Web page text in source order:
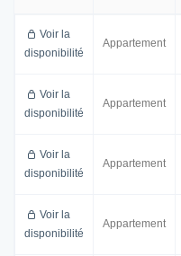
Voir la
disponibilité
Appartement
Voir la
disponibilité
Appartement
Voir la
disponibilité
Appartement
Voir la
disponibilité
Appartement